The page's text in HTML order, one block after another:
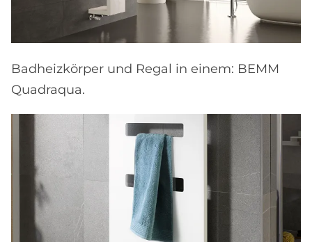
Badheizkörper und Regal in einem: BEMM
Quadraqua.